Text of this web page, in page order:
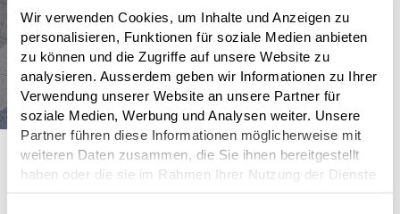
Wir verwenden Cookies, um Inhalte und Anzeigen zu
personalisieren, Funktionen für soziale Medien anbieten
zu können und die Zugriffe auf unsere Website zu
analysieren. Ausserdem geben wir Informationen zu Ihrer
Verwendung unserer Website an unsere Partner für
soziale Medien, Werbung und Analysen weiter. Unsere
Partner führen diese Informationen möglicherweise mit
weiteren Daten zusammen, die Sie ihnen bereitgestellt
haben oder die sie im Rahmen Ihrer Nutzung der Dienste
gesammelt haben.
Seit dem 7. Mai 2014 sind die Aktien der SFS
Group an der SIX Swiss Exchange kotiert.